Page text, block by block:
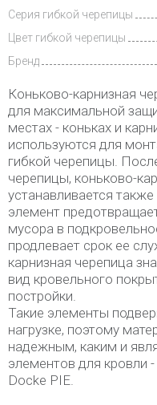
Серия гибкой черепицы
Цвет гибкой черепицы
Бренд
Коньково-карнизная
для максимальной
местах - коньках и
используются для
гибкой черепицы.
черепицы, коньково-
устанавливается
элемент
мусора в
продлевает срок ее
карнизная черепица
вид кровельного
постройки.
Такие элементы
нагрузке, поэтому
надежным, каким и
элементов для кровли
Docke PIE.